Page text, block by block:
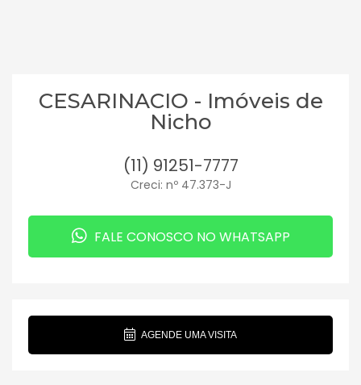
CESARINACIO - Imóveis de
Nicho
(11) 91251-7777
Creci: nº 47.373-J
FALE CONOSCO NO WHATSAPP
AGENDE UMA VISITA